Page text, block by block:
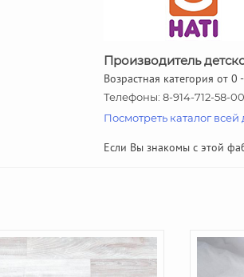
Производитель
Возрастная категория от 0
Телефоны: 8-914-712-58-
Посмотреть каталог
Если Вы знакомы с этой